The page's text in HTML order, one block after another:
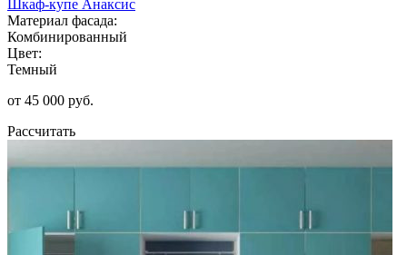
Шкаф-купе Анаксис
Материал фасада:
Комбинированный
Цвет:
Темный
от 45 000 руб.
Рассчитать